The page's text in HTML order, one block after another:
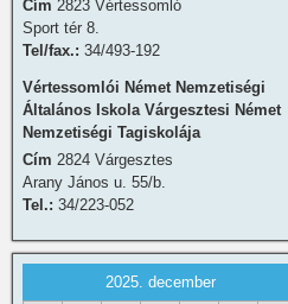
Cím 2823 Vértessomló
Sport tér 8.
Tel/fax.: 34/493-192
Vértessomlói Német Nemzetiségi
Általános Iskola Várgesztesi Német
Nemzetiségi Tagiskolája
Cím 2824 Várgesztes
Arany János u. 55/b.
Tel.: 34/223-052
2025. december